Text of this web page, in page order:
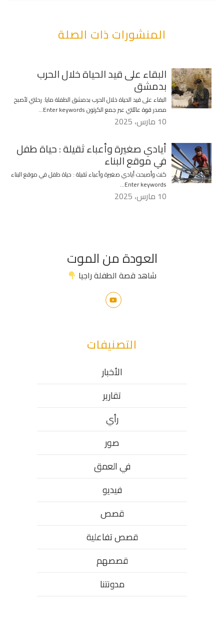
المنشورات ذات الصلة
البقاء على قيد الحياة خلال الحرب
بدمشق
البقاء على قيد الحياة خلال الحرب بدمشق الطفلة مايا: رحلتي لأصبح
مصدر قوة عائلتي عبر جمع الكرتون Enter keywords…
10 مارس، 2025
أيادي صغيرة وأعباء ثقيلة : حياة طفل
في موقع البناء
كنت وأصبحت أيادي صغيرة وأعباء ثقيلة : حياة طفل في موقع البناء
Enter keywords…
10 مارس، 2025
العودة من الموت
شاهد قصة الطفلة راجيا
التصنيفات
الأخبار
تقارير
رأي
صور
في العمق
فيديو
قصص
قصص تفاعلية
قصصهم
مدونتنا